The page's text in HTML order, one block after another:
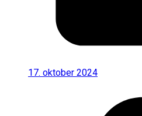
17. oktober 2024